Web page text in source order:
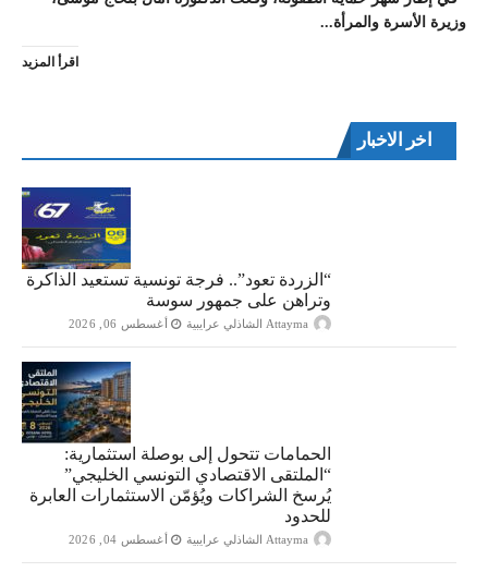
وزيرة الأسرة والمرأة...
اقرأ المزيد
اخر الاخبار
“الزردة تعود”.. فرجة تونسية تستعيد الذاكرة
وتراهن على جمهور سوسة
Attayma الشاذلي عرايبية أغسطس 06, 2026
الحمامات تتحول إلى بوصلة استثمارية:
“الملتقى الاقتصادي التونسي الخليجي”
يُرسخ الشراكات ويُؤمّن الاستثمارات العابرة
للحدود
Attayma الشاذلي عرايبية أغسطس 04, 2026